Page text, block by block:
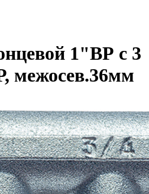
1"ВР с 3
межосев.36мм